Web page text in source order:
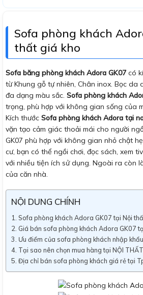
Sofa phòng khách
thất giá kho
Sofa băng phòng khách Adora GK07 có
từ Khung gỗ tự nhiên, Chân inox. Bọc da
đa dạng màu sắc. Sofa phòng khách
trọng, phù hợp với không gian sống của
Kích thước Sofa phòng khách Adora tại
vặn tạo cảm giác thoải mái cho người
GK07 phù hợp với không gian nhỏ chật
cư, bạn có thể ngồi chơi, đọc sách, xem
với nhiều tiện ích sử dụng. Ngoài ra còn
của căn nhà.
NỘI DUNG CHÍNH
Sofa phòng khách Adora GK07 tại Nội
Giá bán sofa phòng khách Adora GK07
Ưu điểm của sofa phòng khách nhập khẩu
Tại sao nên chọn mua hàng tại NỘI
Địa chỉ bán sofa phòng khách giá rẻ tại